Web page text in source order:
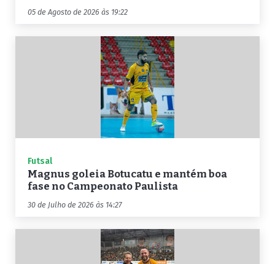
05 de Agosto de 2026 às 19:22
Futsal
Magnus goleia Botucatu e mantém boa
fase no Campeonato Paulista
30 de Julho de 2026 às 14:27